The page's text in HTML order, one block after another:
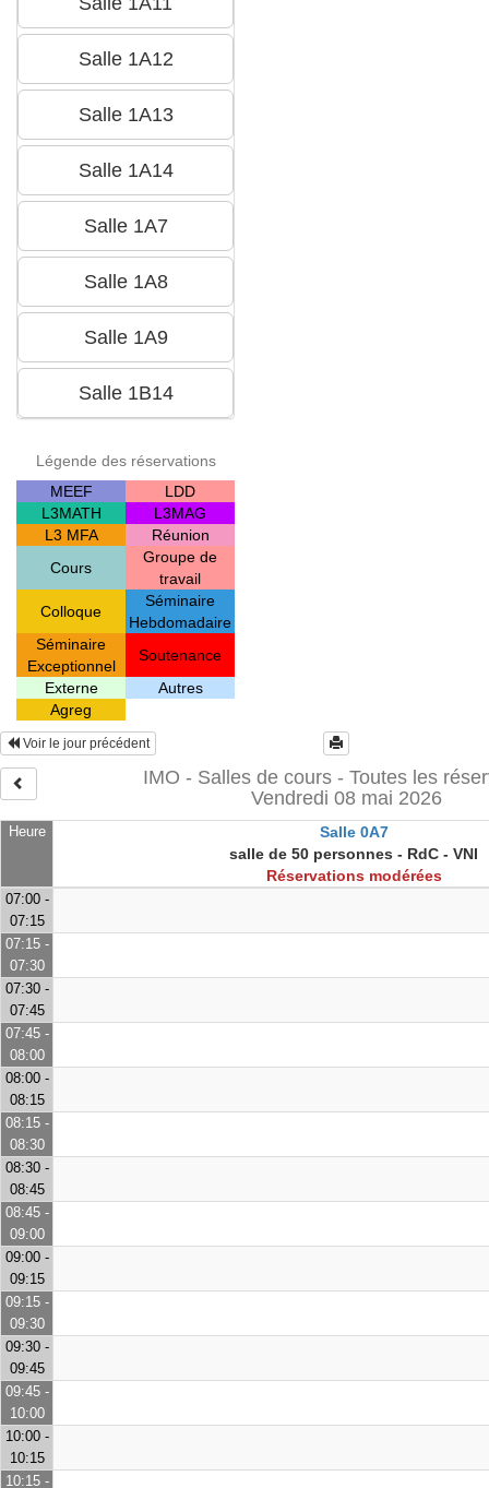
Légende des réservations
MEEF
LDD
L3MATH
L3MAG
L3 MFA
Réunion
Cours
Groupe de
travail
Colloque
Séminaire
Hebdomadaire
Séminaire
Exceptionnel
Soutenance
Externe
Autres
Agreg
Voir le jour précédent
IMO - Salles de cours - Toutes les
Vendredi 08 mai 2026
Heure
Salle 0A7
salle de 50 personnes - RdC - VNI
Réservations modérées
07:00 -
07:15
07:15 -
07:30
07:30 -
07:45
07:45 -
08:00
08:00 -
08:15
08:15 -
08:30
08:30 -
08:45
08:45 -
09:00
09:00 -
09:15
09:15 -
09:30
09:30 -
09:45
09:45 -
10:00
10:00 -
10:15
10:15 -